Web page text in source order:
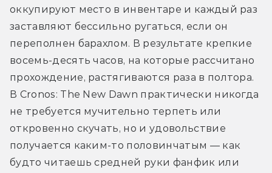
оккупируют место в инвентаре и каждый раз
заставляют бессильно ругаться, если он
переполнен барахлом. В результате крепкие
восемь-десять часов, на которые рассчитано
прохождение, растягиваются раза в полтора.
В Cronos: The New Dawn практически никогда
не требуется мучительно терпеть или
откровенно скучать, но и удовольствие
получается каким-то половинчатым — как
будто читаешь средней руки фанфик или